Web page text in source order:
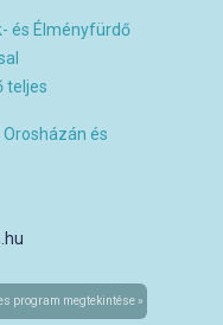
és Élményfürdő
teljes
és
program megtekintése »